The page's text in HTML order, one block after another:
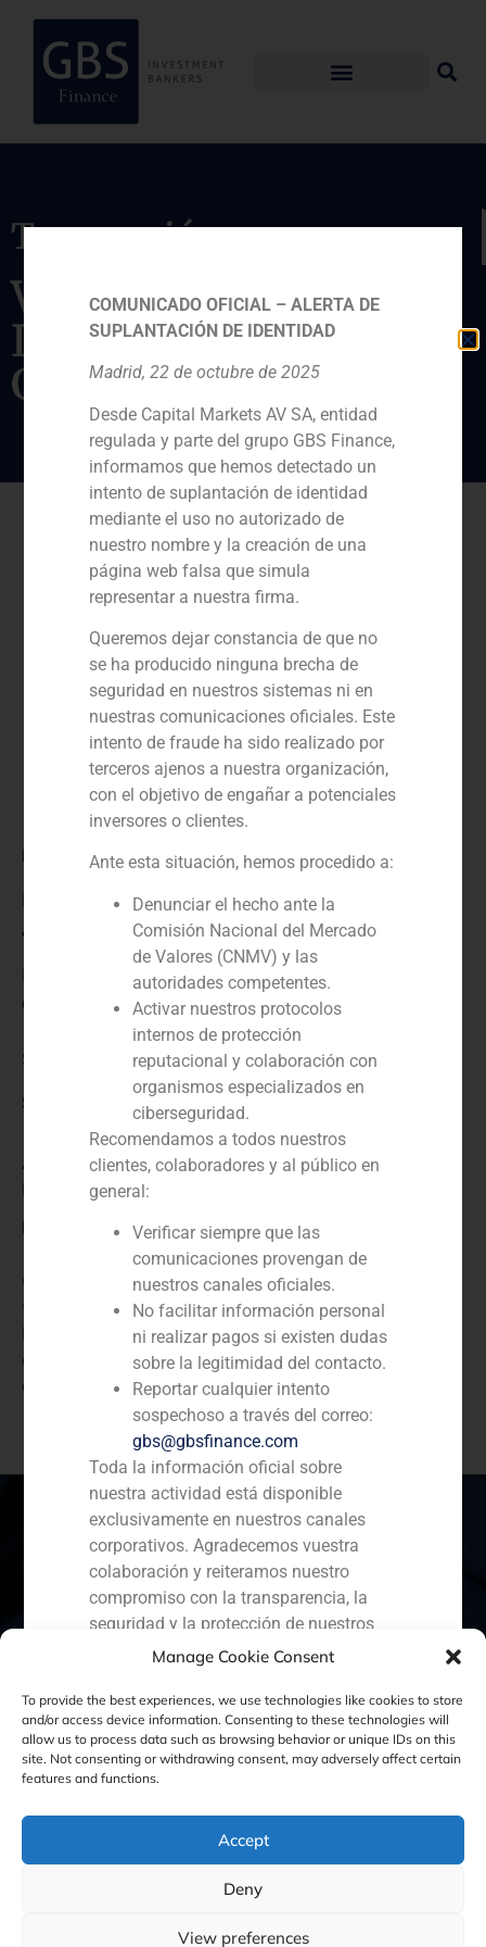
Manage Cookie Consent
To provide the best experiences, we use technologies like cookies to store
and/or access device information. Consenting to these technologies will
allow us to process data such as browsing behavior or unique IDs on this
site. Not consenting or withdrawing consent, may adversely affect certain
features and functions.
Accept
Deny
View preferences
Transacción
Venta de la empresa a
Iberian Beverages
Group
Rol:
Financial advisor
Año:
Cliente:
Saint Louis Sucre
Servicio / Sector
Agroindustria, alimentación y bebidas,Corporate
Finance
Descripción
GBS Finance actuó como asesor financiero de la
tradicional marca española de refrescos La Casera en
la venta de la compañía a Iberian Beverages Group,
empresa que produce y distribuye productos de
alimentación y refrescos.
España Portugal Colombia
Ecuador Perú Chile China
Política de Cookies Política de Privacidad
Aviso Legal
GBS Finance ©2023
COMUNICADO OFICIAL – ALERTA DE
SUPLANTACIÓN DE IDENTIDAD
Madrid, 22 de octubre de 2025
Desde Capital Markets AV SA, entidad
regulada y parte del grupo GBS Finance,
informamos que hemos detectado un
intento de suplantación de identidad
mediante el uso no autorizado de
nuestro nombre y la creación de una
página web falsa que simula
representar a nuestra firma.
Queremos dejar constancia de que no
se ha producido ninguna brecha de
seguridad en nuestros sistemas ni en
nuestras comunicaciones oficiales. Este
intento de fraude ha sido realizado por
terceros ajenos a nuestra organización,
con el objetivo de engañar a potenciales
inversores o clientes.
Ante esta situación, hemos procedido a:
Denunciar el hecho ante la
Comisión Nacional del Mercado
de Valores (CNMV) y las
autoridades competentes.
Activar nuestros protocolos
internos de protección
reputacional y colaboración con
organismos especializados en
ciberseguridad.
Recomendamos a todos nuestros
clientes, colaboradores y al público en
general:
Verificar siempre que las
comunicaciones provengan de
nuestros canales oficiales.
No facilitar información personal
ni realizar pagos si existen dudas
sobre la legitimidad del contacto.
Reportar cualquier intento
sospechoso a través del correo:
gbs@gbsfinance.com
Toda la información oficial sobre
nuestra actividad está disponible
exclusivamente en nuestros canales
corporativos. Agradecemos vuestra
colaboración y reiteramos nuestro
compromiso con la transparencia, la
seguridad y la protección de nuestros
Capital Markets AV SA
GBS Finance